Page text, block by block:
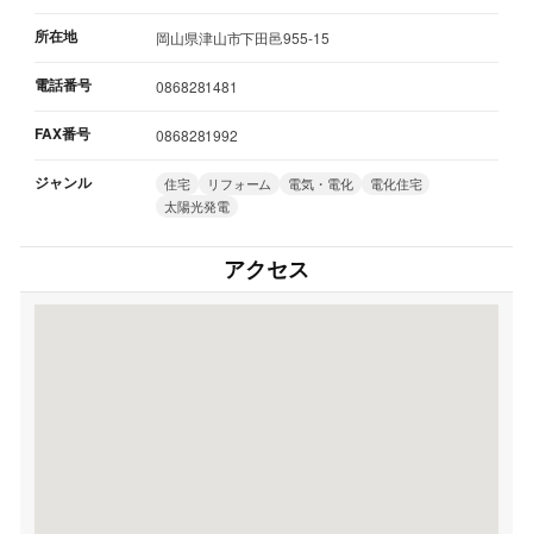
所在地 岡山県津山市下田邑955-15
電話番号 0868281481
FAX番号 0868281992
ジャンル 住宅 リフォーム 電気・電化
電化住宅
太陽光発電
アクセス